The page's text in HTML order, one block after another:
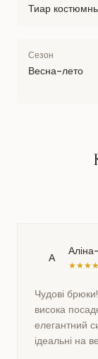
Тиар
Сезон
Весна-лето
А
★★★★
Чудові
висока
елегантний
ідеальні на